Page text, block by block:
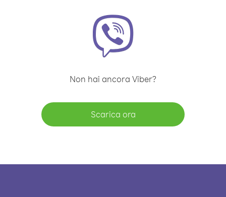
Non hai ancora Viber?
Scarica ora